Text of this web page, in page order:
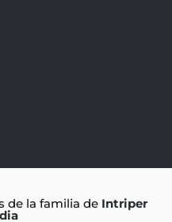
de la familia de Intriper